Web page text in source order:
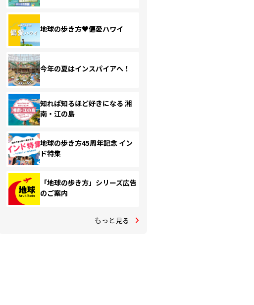
地球の歩き方♥偏愛ハワイ
今年の夏はインスパイアへ！
知れば知るほど好きになる 湘
南・江の島
地球の歩き方45周年記念 イン
ド特集
「地球の歩き方」シリーズ広告
のご案内
もっと見る